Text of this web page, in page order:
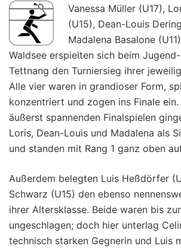
Vanessa Müller (U17),
(U15), Dean-Louis
Madalena Basalone
Waldsee erspielten sich beim
Tettnang den Turniersieg ihrer
Alle vier waren in grandioser Form,
konzentriert und zogen ins Finale
äußerst spannenden Finalspielen
Loris, Dean-Louis und Madalena als
und standen mit Rang 1 ganz oben
Außerdem belegten Luis Heßdörfer
Schwarz (U15) den ebenso
ihrer Altersklasse. Beide waren bis
ungeschlagen; doch hier unterlag
technisch starken Gegnerin und Luis